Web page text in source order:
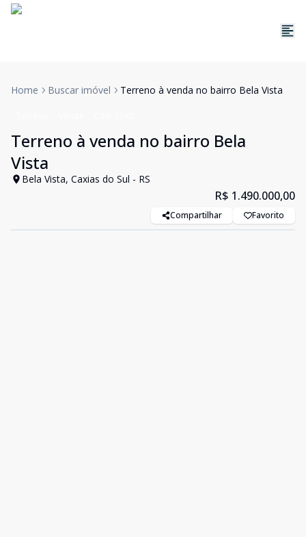
Home Buscar imóvel Terreno à venda no bairro Bela Vista
Terreno à venda no bairro Bela
Vista
Bela Vista, Caxias do Sul - RS
R$ 1.490.000,00
Compartilhar Favorito